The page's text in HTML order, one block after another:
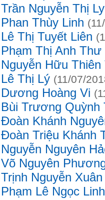
Trần Nguyễn Thị
Phan Thùy Linh
Lê Thị Tuyết Liên
Phạm Thị Anh Thư
Nguyễn Hữu Thiên
Lê Thị Lý (11/07/
Dương Hoàng Vi
Bùi Trương Quỳnh
Đoàn Khánh
Đoàn Triệu Khánh
Nguyễn Nguyên
Võ Nguyên
Trịnh Nguyễn
Phạm Lê Ngọc Linh